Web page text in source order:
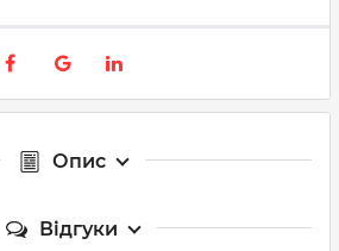
Опис
Відгуки